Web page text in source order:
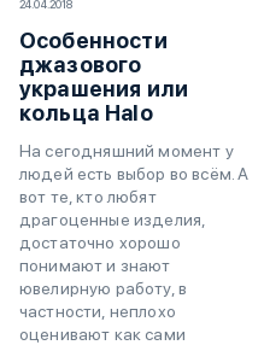
24.04.2018
Особенности
джазового
украшения или
кольца Halo
На сегодняшний момент у
людей есть выбор во всём. А
вот те, кто любят
драгоценные изделия,
достаточно хорошо
понимают и знают
ювелирную работу, в
частности, неплохо
оценивают как сами